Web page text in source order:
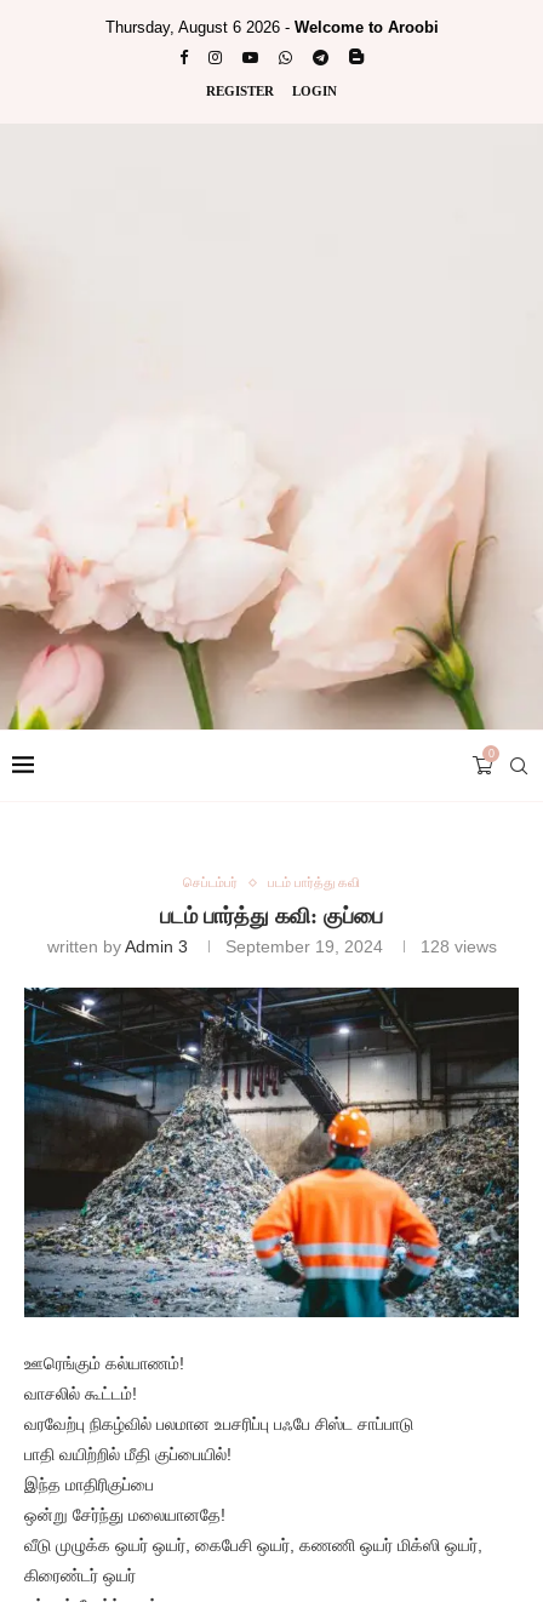
Thursday, August 6 2026 - Welcome to Aroobi
REGISTER LOGIN
0
செப்டம்பர் படம் பார்த்து கவி
படம் பார்த்து கவி: குப்பை
written byAdmin 3 September 19, 2024 128 views
ஊரெங்கும் கல்யாணம்!
வாசலில் கூட்டம்!
வரவேற்பு நிகழ்வில் பலமான உபசரிப்பு பஃபே சிஸ்ட சாப்பாடு
பாதி வயிற்றில் மீதி குப்பையில்!
இந்த மாதிரிகுப்பை
ஒன்று சேர்ந்து மலையானதே!
வீடு முழுக்க ஒயர் ஒயர், கைபேசி ஒயர், கணணி ஒயர் மிக்ஸி ஒயர்,
கிரைண்டர் ஒயர்